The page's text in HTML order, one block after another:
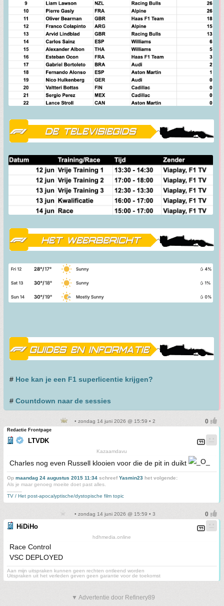
# Hoe kan je een F1 superlicentie krijgen?
# Countdown naar de sessies
• zondag 14 juni 2026 @ 15:59 • 2
Redactie Frontpage
LTVDK
Kazaamdavu
Charles nog even Russell klooien voor die de pit in duikt
Op maandag 24 augustus 2015 11:34 schreefYasmin23 het volgende:
Als je maar genoeg moeite doet past alles.
TV / Het post-apocalyptische/dystopische film topic
• zondag 14 juni 2026 @ 15:59 • 3
HiDiHo
hdhmedia.online
Race Control
VSC DEPLOYED
Aan mijn uitspraken kunnen geen rechten ontleend worden
Uitspraken uit het verleden geven geen garantie voor de toekomst
▼ Advertentie door Refinery89